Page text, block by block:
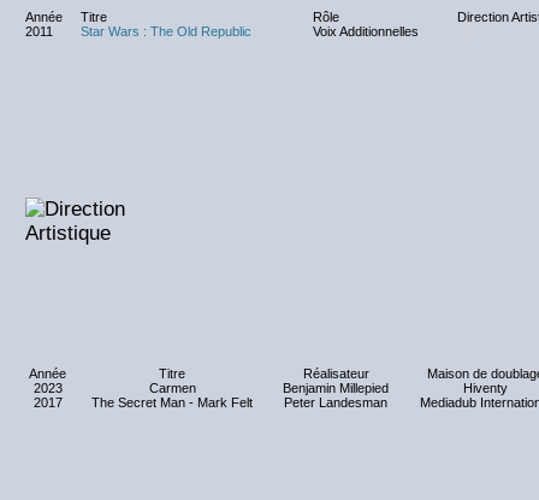
Année Titre Rôle
Direction
2011
Star Wars : The Old Republic Voix Additionnelles
Année Titre Réalisateur
Maison de
2023
Carmen Benjamin Millepied
Hiventy
2017
The Secret Man - Mark Felt Peter Landesman Mediadub